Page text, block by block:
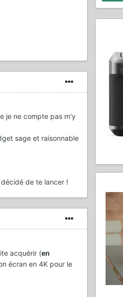
je ne compte pas m'y
sage et raisonnable
de te lancer !
acquérir (en
écran en 4K pour le